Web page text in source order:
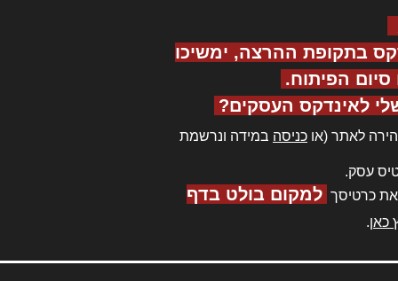
בתקופת ההרצה, ימשיכו
הפיתוח.
לאינדקס העסקים?
לאתר (או כניסה במידה ונרשמת
עסק.
כרטיסך למקום בולט בדף
כאן.